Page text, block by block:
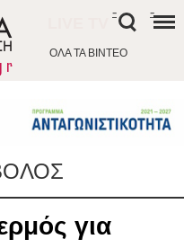
ΟΛΑ ΤΑ ΒΙΝΤΕΟ
- -
για